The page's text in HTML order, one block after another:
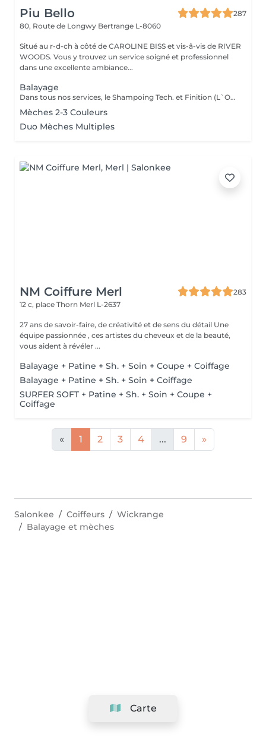
Piu Bello
287
80, Route de Longwy Bertrange L-8060
Situé au r-d-ch à côté de CAROLINE BISS et vis-â-vis de RIVER
WOODS. Vous y trouvez un service soigné et professionnel
dans une excellente ambiance...
Balayage
Dans tous nos services, le Shampoing Tech. et Finition (L`OREAL)sont compris.
Mèches 2-3 Couleurs
Duo Mèches Multiples
NM Coiffure Merl
283
12 c, place Thorn Merl L-2637
27 ans de savoir-faire, de créativité et de sens du détail Une
équipe passionnée , ces artistes du cheveux et de la beauté,
vous aident à révéler ...
Balayage + Patine + Sh. + Soin + Coupe + Coiffage
Balayage + Patine + Sh. + Soin + Coiffage
SURFER SOFT + Patine + Sh. + Soin + Coupe +
Coiffage
« 1 2 3 4 ... 9 »
Carte
Salonkee Coiffeurs
Wickrange
Balayage et mèches